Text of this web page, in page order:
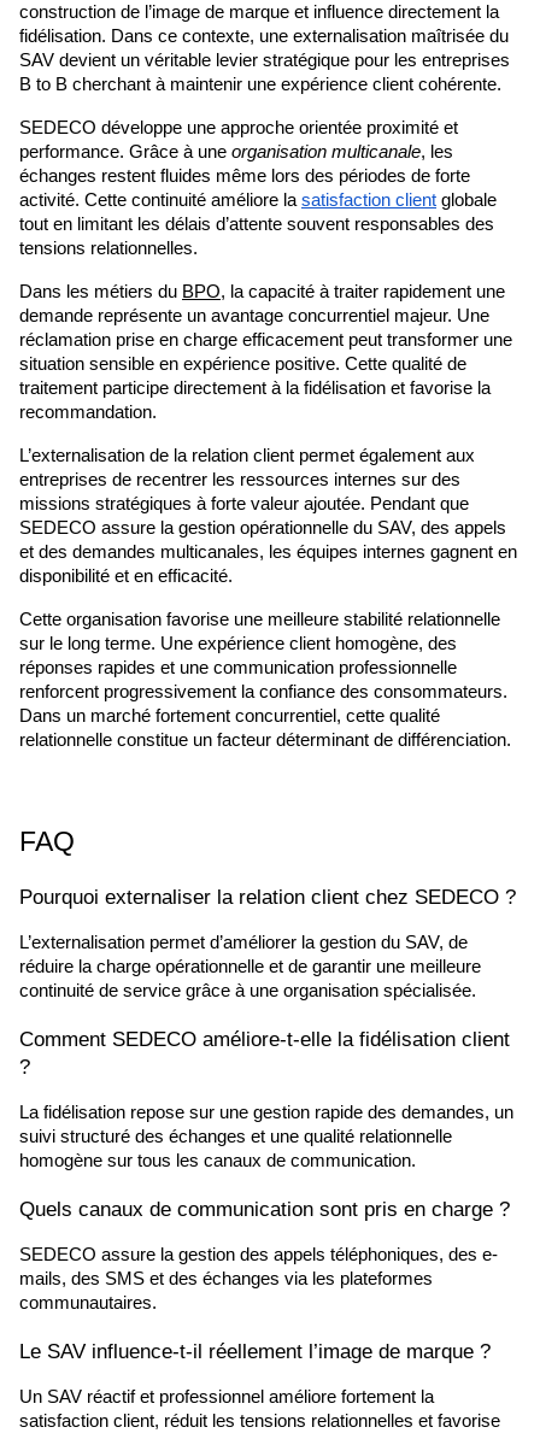
construction de l’image de marque et influence directement la
fidélisation. Dans ce contexte, une externalisation maîtrisée du
SAV devient un véritable levier stratégique pour les entreprises
B to B cherchant à maintenir une expérience client cohérente.
SEDECO développe une approche orientée proximité et
performance. Grâce à une organisation multicanale, les
échanges restent fluides même lors des périodes de forte
activité. Cette continuité améliore la satisfaction client globale
tout en limitant les délais d’attente souvent responsables des
tensions relationnelles.
Dans les métiers du BPO, la capacité à traiter rapidement une
demande représente un avantage concurrentiel majeur. Une
réclamation prise en charge efficacement peut transformer une
situation sensible en expérience positive. Cette qualité de
traitement participe directement à la fidélisation et favorise la
recommandation.
L’externalisation de la relation client permet également aux
entreprises de recentrer les ressources internes sur des
missions stratégiques à forte valeur ajoutée. Pendant que
SEDECO assure la gestion opérationnelle du SAV, des appels
et des demandes multicanales, les équipes internes gagnent en
disponibilité et en efficacité.
Cette organisation favorise une meilleure stabilité relationnelle
sur le long terme. Une expérience client homogène, des
réponses rapides et une communication professionnelle
renforcent progressivement la confiance des consommateurs.
Dans un marché fortement concurrentiel, cette qualité
relationnelle constitue un facteur déterminant de différenciation.
FAQ
Pourquoi externaliser la relation client chez SEDECO ?
L’externalisation permet d’améliorer la gestion du SAV, de
réduire la charge opérationnelle et de garantir une meilleure
continuité de service grâce à une organisation spécialisée.
Comment SEDECO améliore-t-elle la fidélisation client
?
La fidélisation repose sur une gestion rapide des demandes, un
suivi structuré des échanges et une qualité relationnelle
homogène sur tous les canaux de communication.
Quels canaux de communication sont pris en charge ?
SEDECO assure la gestion des appels téléphoniques, des e-
mails, des SMS et des échanges via les plateformes
communautaires.
Le SAV influence-t-il réellement l’image de marque ?
Un SAV réactif et professionnel améliore fortement la
satisfaction client, réduit les tensions relationnelles et favorise